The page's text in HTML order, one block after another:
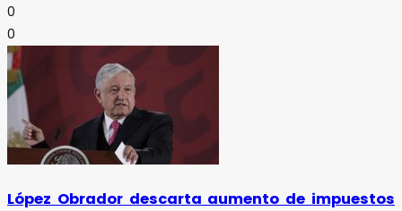
0
0
López Obrador descarta aumento de impuestos